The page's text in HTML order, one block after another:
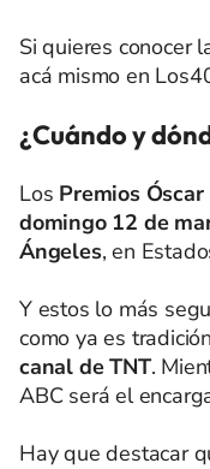
Si quieres conocer
acá mismo en
¿Cuándo y
Los Premios
domingo 12 de
Ángeles, en
Y estos lo más
como ya es
canal de TNT.
ABC será el
Hay que destacar